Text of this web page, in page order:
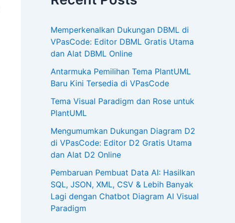
Memperkenalkan Dukungan DBML di
VPasCode: Editor DBML Gratis Utama
dan Alat DBML Online
Antarmuka Pemilihan Tema PlantUML
Baru Kini Tersedia di VPasCode
Tema Visual Paradigm dan Rose untuk
PlantUML
Mengumumkan Dukungan Diagram D2
di VPasCode: Editor D2 Gratis Utama
dan Alat D2 Online
Pembaruan Pembuat Data AI: Hasilkan
SQL, JSON, XML, CSV & Lebih Banyak
Lagi dengan Chatbot Diagram AI Visual
Paradigm